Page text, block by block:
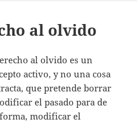
al olvido
al olvido es un
activo, y no una cosa
que pretende borrar
el pasado para de
modificar el